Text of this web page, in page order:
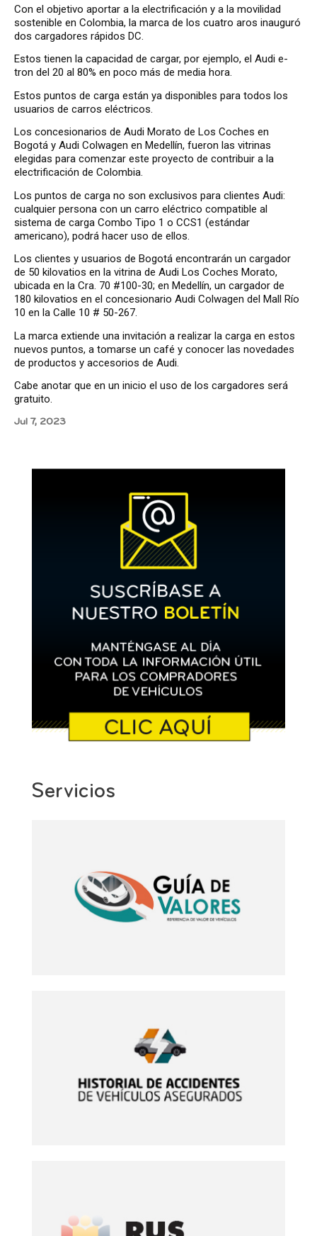
Con el objetivo aportar a la electrificación y a la movilidad
sostenible en Colombia, la marca de los cuatro aros inauguró
dos cargadores rápidos DC.
Estos tienen la capacidad de cargar, por ejemplo, el Audi e-
tron del 20 al 80% en poco más de media hora.
Estos puntos de carga están ya disponibles para todos los
usuarios de carros eléctricos.
Los concesionarios de Audi Morato de Los Coches en
Bogotá y Audi Colwagen en Medellín, fueron las vitrinas
elegidas para comenzar este proyecto de contribuir a la
electrificación de Colombia.
Los puntos de carga no son exclusivos para clientes Audi:
cualquier persona con un carro eléctrico compatible al
sistema de carga Combo Tipo 1 o CCS1 (estándar
americano), podrá hacer uso de ellos.
Los clientes y usuarios de Bogotá encontrarán un cargador
de 50 kilovatios en la vitrina de Audi Los Coches Morato,
ubicada en la Cra. 70 #100-30; en Medellín, un cargador de
180 kilovatios en el concesionario Audi Colwagen del Mall Río
10 en la Calle 10 # 50-267.
La marca extiende una invitación a realizar la carga en estos
nuevos puntos, a tomarse un café y conocer las novedades
de productos y accesorios de Audi.
Cabe anotar que en un inicio el uso de los cargadores será
gratuito.
Jul 7, 2023
Servicios